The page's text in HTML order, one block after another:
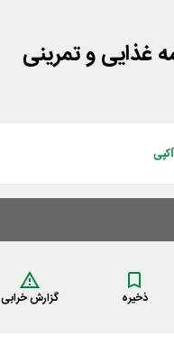
کپی
ذخیره گزارش خرابی